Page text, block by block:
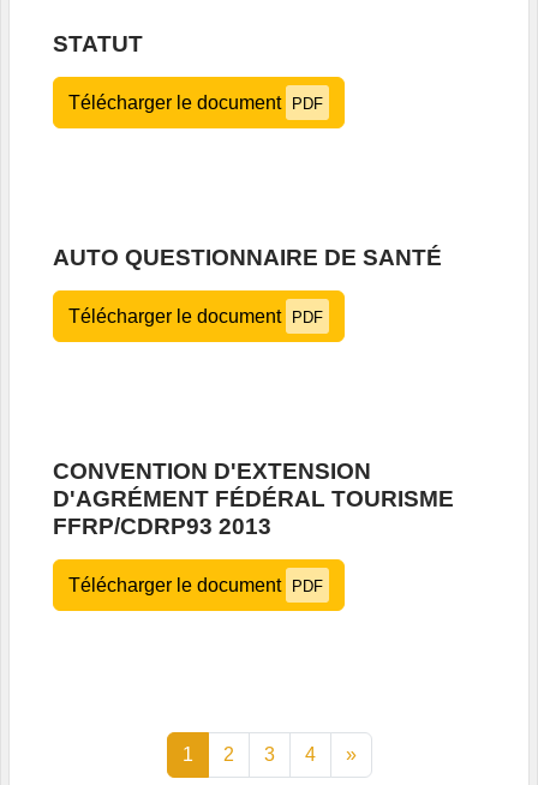
STATUT
Télécharger le document PDF
AUTO QUESTIONNAIRE DE SANTÉ
Télécharger le document PDF
CONVENTION D'EXTENSION
D'AGRÉMENT FÉDÉRAL TOURISME
FFRP/CDRP93 2013
Télécharger le document PDF
1 2 3 4 »